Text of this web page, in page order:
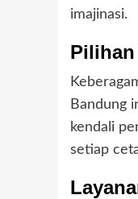
imajinasi.
Bandung
kendali
setiap